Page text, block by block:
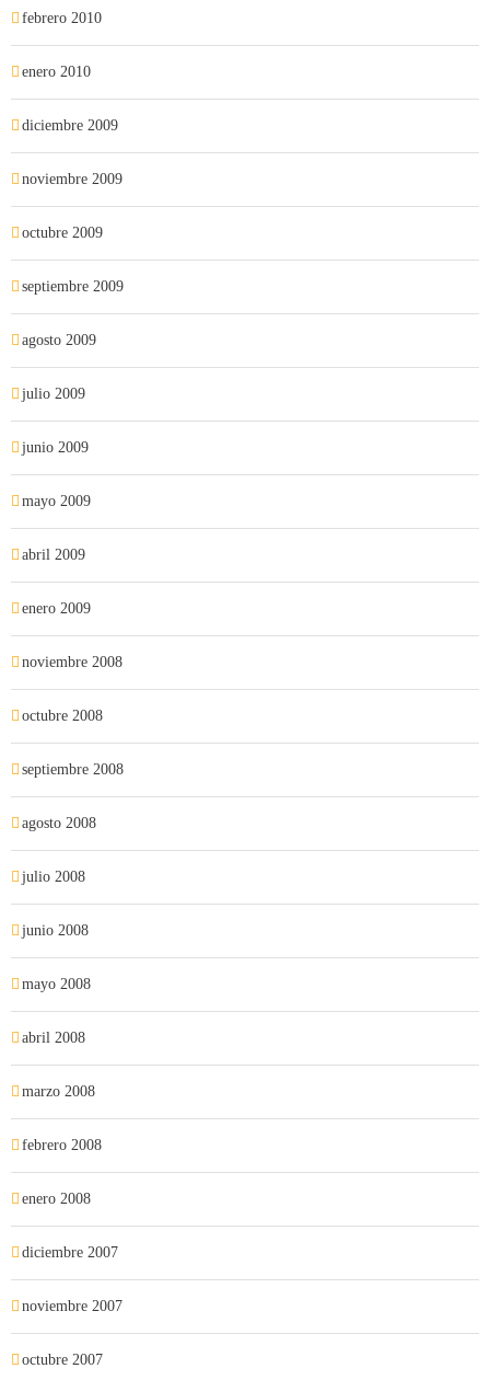
febrero 2010
enero 2010
diciembre 2009
noviembre 2009
octubre 2009
septiembre 2009
agosto 2009
julio 2009
junio 2009
mayo 2009
abril 2009
enero 2009
noviembre 2008
octubre 2008
septiembre 2008
agosto 2008
julio 2008
junio 2008
mayo 2008
abril 2008
marzo 2008
febrero 2008
enero 2008
diciembre 2007
noviembre 2007
octubre 2007